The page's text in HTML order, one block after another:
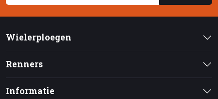
Wielerploegen
Renners
Informatie